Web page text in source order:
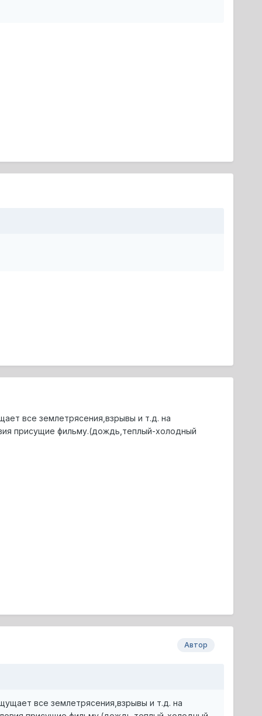
все землетрясения,взрывы и т.д. на
присущие фильму.(дождь,теплый-холодный
Автор
все землетрясения,взрывы и т.д. на